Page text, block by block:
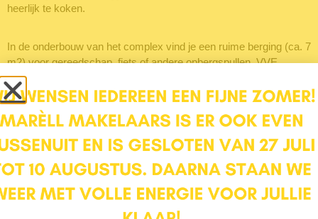
heerlijk te koken.
In de onderbouw van het complex vind je een ruime berging (ca. 7
m2) voor gereedschap, fiets of andere opbergspullen. VVE
kosten per maand bedragen EUR 152,- voor woning en berging,
EUR 33,- voor de parkeerplaats.
parkeerplaats op het binnenterrein, afgesloten met een slagboom.
Je eigen parkeerplek in hartje centrum!
Wat maakt Beestenmarkt 38 Je Nieuwe Thuis: